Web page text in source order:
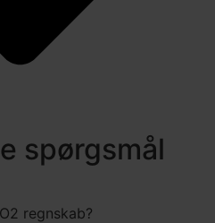
spørgsmål
regnskab?